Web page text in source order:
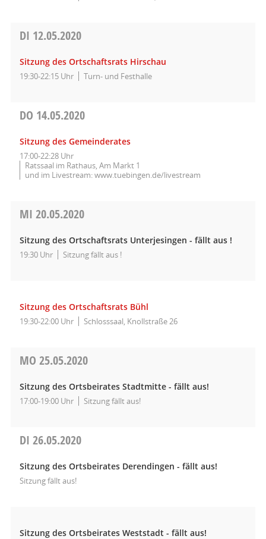
DI 12.05.2020
Sitzung des Ortschaftsrats Hirschau
19:30-22:15 Uhr Turn- und Festhalle
DO 14.05.2020
Sitzung des Gemeinderates
17:00-22:28 Uhr
Ratssaal im Rathaus, Am Markt 1
und im Livestream: www.tuebingen.de/livestream
MI 20.05.2020
Sitzung des Ortschaftsrats Unterjesingen - fällt aus !
19:30 Uhr Sitzung fällt aus !
Sitzung des Ortschaftsrats Bühl
19:30-22:00 Uhr Schlosssaal, Knollstraße 26
MO 25.05.2020
Sitzung des Ortsbeirates Stadtmitte - fällt aus!
17:00-19:00 Uhr Sitzung fällt aus!
DI 26.05.2020
Sitzung des Ortsbeirates Derendingen - fällt aus!
Sitzung fällt aus!
Sitzung des Ortsbeirates Weststadt - fällt aus!